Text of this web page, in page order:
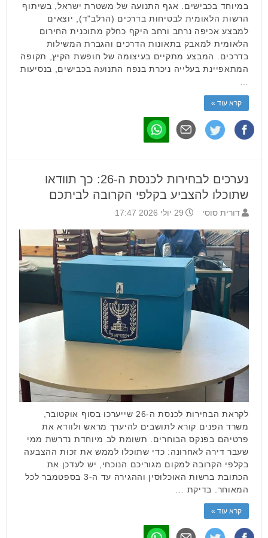
במיוחד בכבישים. אגף התנועה של משטרת ישראל, בשיתוף
הרשות הלאומית לבטיחות בדרכים (הרלב"ד), יוצאים
למבצע אכיפה נרחב ורחב היקף כחלק מתוכנית החירום
הלאומית למאבק בתאונות הדרכים והגברת המשילות
בדרכים. המבצע מתקיים בעיצומה של חופשת הקיץ, תקופה
המתאפיינת בעלייה ניכרת בנפח התנועה בכבישים, בנסיעות
קרא עוד »
נערכים לבחירות לכנסת ה-26: כך תוודאו
שתוכלו להצביע בקלפי הקרובה לביתכם
דורית סוסי 29 יולי 2026 17:47
לקראת הבחירות לכנסת ה-26 שייערכו בסוף אוקטובר,
משרד הפנים קורא לתושבים להיערך מראש ולוודא את
פרטיהם בפנקס הבוחרים. תשומת לב מיוחדת נדרשת ממי
שעבר דירה לאחרונה: כדי שתוכלו לממש את זכות ההצבעה
בקלפי הקרובה למקום מגוריכם הנוכחי, יש לעדכן את
הכתובת ברשות האוכלוסין וההגירה עד ה-3 בספטמבר לכל
המאוחר. בדיקת …
קרא עוד »